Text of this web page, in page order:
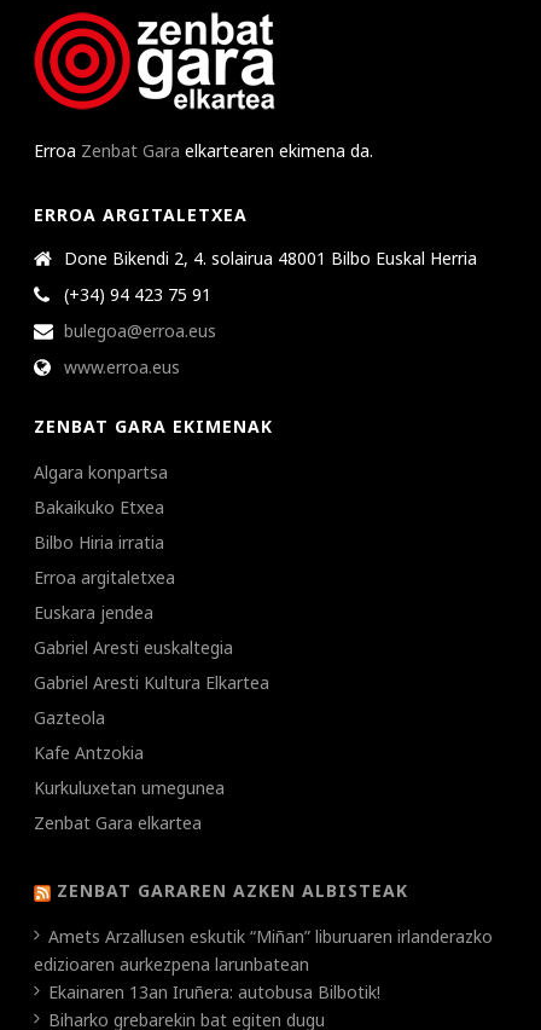
Erroa Zenbat Gara elkartearen ekimena da.
ERROA ARGITALETXEA
Done Bikendi 2, 4. solairua 48001 Bilbo Euskal Herria
(+34) 94 423 75 91
bulegoa@erroa.eus
www.erroa.eus
ZENBAT GARA EKIMENAK
Algara konpartsa
Bakaikuko Etxea
Bilbo Hiria irratia
Erroa argitaletxea
Euskara jendea
Gabriel Aresti euskaltegia
Gabriel Aresti Kultura Elkartea
Gazteola
Kafe Antzokia
Kurkuluxetan umegunea
Zenbat Gara elkartea
ZENBAT GARAREN AZKEN ALBISTEAK
Amets Arzallusen eskutik “Miñan” liburuaren irlanderazko
edizioaren aurkezpena larunbatean
Ekainaren 13an Iruñera: autobusa Bilbotik!
Biharko grebarekin bat egiten dugu